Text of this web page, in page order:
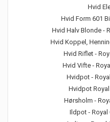
Hvid
Hvid Form 601
Hvid Halv Blonde -
Hvid Koppel,
Hvid Riflet -
Hvid Vifte -
Hvidpot -
Hvidpot
Hørsholm -
Ildpot - Royal